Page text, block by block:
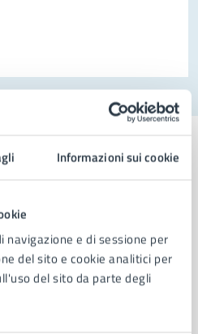
Informazioni sui cookie
e di sessione per
del sito e cookie analitici per
del sito da parte degli